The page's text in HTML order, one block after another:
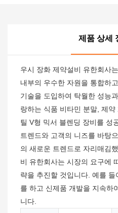
제품 상세
우시 장화 제약설비 유한회사
내부의 우수한 자원을 통합하
기술을 도입하여 탁월한 성능
랑하는 식품 비타민 분말, 제
틸 V형 믹서 블렌딩 장비를 성
트렌드와 고객의 니즈를 바탕
의 새로운 트렌드로 자리매김
비 유한회사는 시장의 요구에
략을 추진할 것입니다. 예를
를 하고 신제품 개발을 지속하
니다.